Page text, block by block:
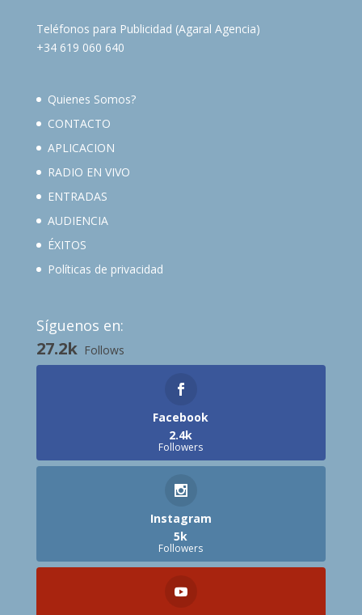
Teléfonos para Publicidad (Agaral Agencia)
+34 619 060 640
Quienes Somos?
CONTACTO
APLICACION
RADIO EN VIVO
ENTRADAS
AUDIENCIA
ÉXITOS
Políticas de privacidad
Síguenos en:
27.2k Follows
Facebook
2.4k
Followers
Instagram
5k
Followers